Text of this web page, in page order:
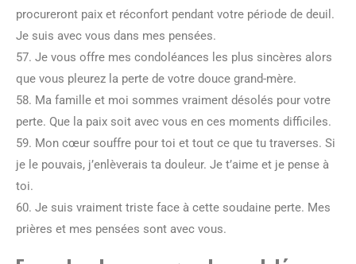
procureront paix et réconfort pendant votre période de deuil.
Je suis avec vous dans mes pensées.
57. Je vous offre mes condoléances les plus sincères alors
que vous pleurez la perte de votre douce grand-mère.
58. Ma famille et moi sommes vraiment désolés pour votre
perte. Que la paix soit avec vous en ces moments difficiles.
59. Mon cœur souffre pour toi et tout ce que tu traverses. Si
je le pouvais, j’enlèverais ta douleur. Je t’aime et je pense à
toi.
60. Je suis vraiment triste face à cette soudaine perte. Mes
prières et mes pensées sont avec vous.